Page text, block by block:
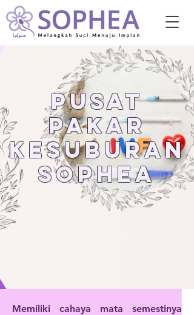
PUSAT
PAKAR
KESUBURAN
SOPHEA
Memiliki cahaya mata semestinya